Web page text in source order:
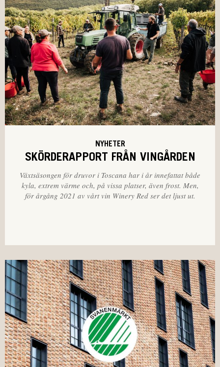
NYHETER
SKÖRDERAPPORT FRÅN VINGÅRDEN
Växtsäsongen för druvor i Toscana har i år innefattat både
kyla, extrem värme och, på vissa platser, även frost. Men,
för årgång 2021 av vårt vin Winery Red ser det ljust ut.